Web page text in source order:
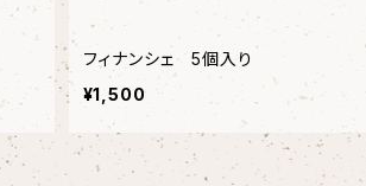
フィナンシェ 5個入り
¥1,500